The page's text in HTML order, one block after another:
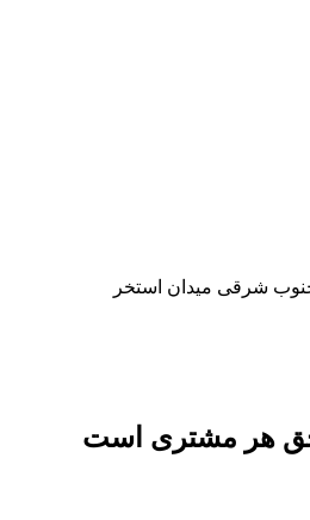
شرقی میدان استخر
حق هر مشتری است